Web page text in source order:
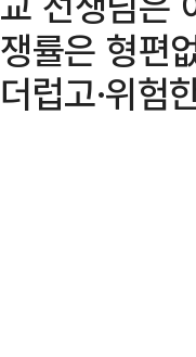
쟁률은 형편
더럽고·위험